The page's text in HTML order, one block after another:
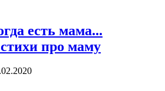
есть мама...
про маму